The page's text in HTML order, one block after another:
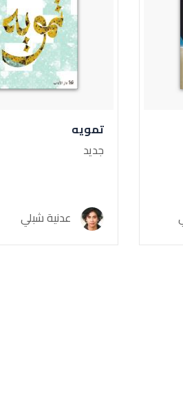
عدنية شبلي